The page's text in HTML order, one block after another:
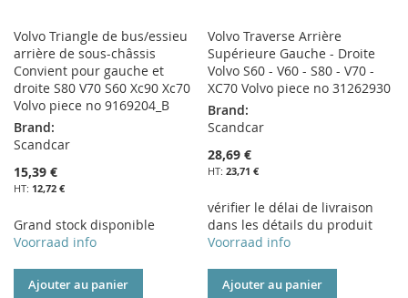
Volvo Triangle de bus/essieu
arrière de sous-châssis
Convient pour gauche et
droite S80 V70 S60 Xc90 Xc70
Volvo piece no 9169204_B
Brand:
Scandcar
15,39 €
12,72 €
Grand stock disponible
Voorraad info
Ajouter au panier
Volvo Traverse Arrière
Supérieure Gauche - Droite
Volvo S60 - V60 - S80 - V70 -
XC70 Volvo piece no 31262930
Brand:
Scandcar
28,69 €
23,71 €
vérifier le délai de livraison
dans les détails du produit
Voorraad info
Ajouter au panier